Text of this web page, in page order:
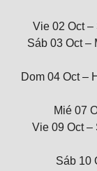
Vie 02 Oct –
Sáb 03 Oct –
Dom 04 Oct –
Mié 07
Vie 09 Oct –
Sáb 10